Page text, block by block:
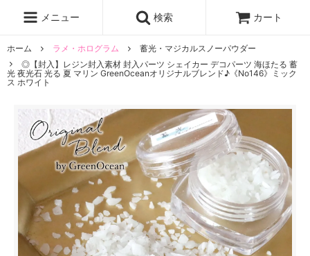
メニュー 検索 カート
ホーム ラメ・ホログラム
蓄光・マジカルスノーパウダー
◎【封入】レジン封入素材 封入パーツ シェイカー デコパーツ 海ほたる 蓄
光 夜光石 光る 夏 マリン GreenOceanオリジナルブレンド♪《No146》ミック
ス ホワイト